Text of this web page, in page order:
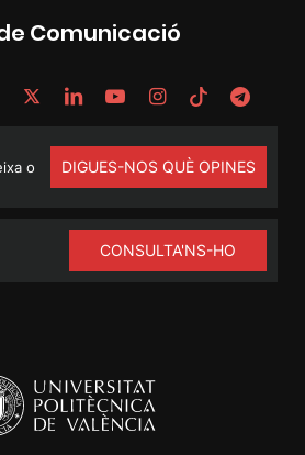
Comunicació
o
DIGUES-NOS QUÈ OPINES
CONSULTA'NS-HO